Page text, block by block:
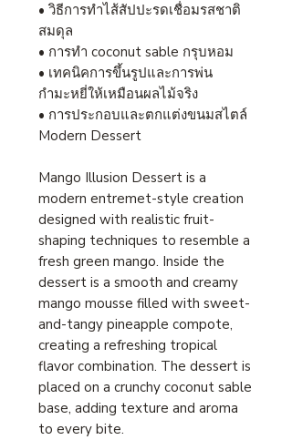
• วิธีการทำไส้สัปปะรดเชื่อมรสชาติ
สมดุล
• การทำ coconut sable กรุบหอม
• เทคนิคการขึ้นรูปและการพ่น
กำมะหยี่ให้เหมือนผลไม้จริง
• การประกอบและตกแต่งขนมสไตล์
Modern Dessert
Mango Illusion Dessert is a
modern entremet-style creation
designed with realistic fruit-
shaping techniques to resemble a
fresh green mango. Inside the
dessert is a smooth and creamy
mango mousse filled with sweet-
and-tangy pineapple compote,
creating a refreshing tropical
flavor combination. The dessert is
placed on a crunchy coconut sable
base, adding texture and aroma
to every bite.